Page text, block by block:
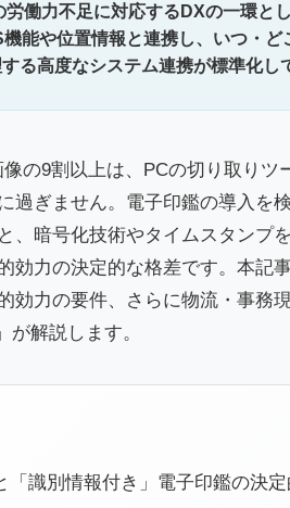
労働力不足に対応するDXの一環と
能や位置情報と連携し、いつ・
る高度なシステム連携が標準化し
の9割以上は、PCの切り取り
過ぎません。電子印鑑の導入を
、暗号化技術やタイムスタンプ
効力の決定的な格差です。本記
効力の要件、さらに物流・事務
解説します。
識別情報付き」電子印鑑の決